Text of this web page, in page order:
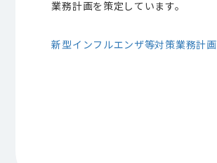
業務計画を策定しています。
新型インフルエンザ等対策業務計画